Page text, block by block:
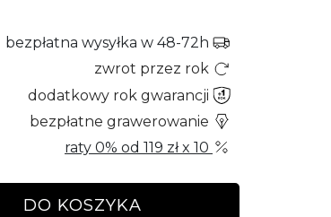
bezpłatna wysyłka w 48-72h
zwrot przez rok
dodatkowy rok gwarancji
bezpłatne grawerowanie
raty 0% od 119 złx 10
DO KOSZYKA